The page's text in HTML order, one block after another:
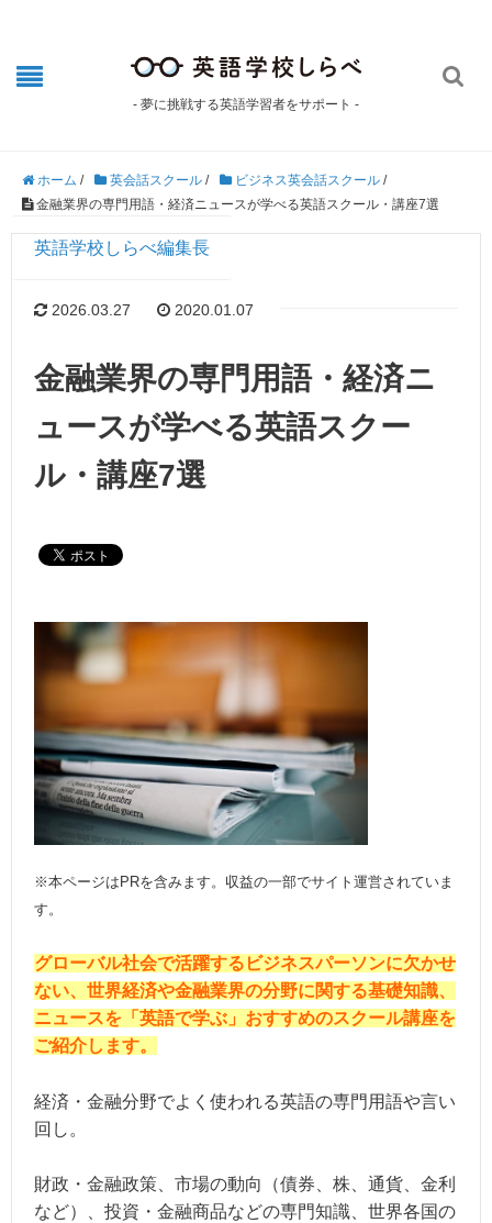
- 夢に挑戦する英語学習者をサポート -

ホーム / 英会話スクール / ビジネス英会話スクール /
金融業界の専門用語・経済ニュースが学べる英語スクール・講座7選
英語学校しらべ編集長
2026.03.27 2020.01.07
金融業界の専門用語・経済ニ
ュースが学べる英語スクー
ル・講座7選
※本ページはPRを含みます。収益の一部でサイト運営されていま
す。
グローバル社会で活躍するビジネスパーソンに欠かせ
ない、世界経済や金融業界の分野に関する基礎知識、
ニュースを「英語で学ぶ」おすすめのスクール講座を
ご紹介します。
経済・金融分野でよく使われる英語の専門用語や言い
回し。
財政・金融政策、市場の動向（債券、株、通貨、金利
など）、投資・金融商品などの専門知識、世界各国の